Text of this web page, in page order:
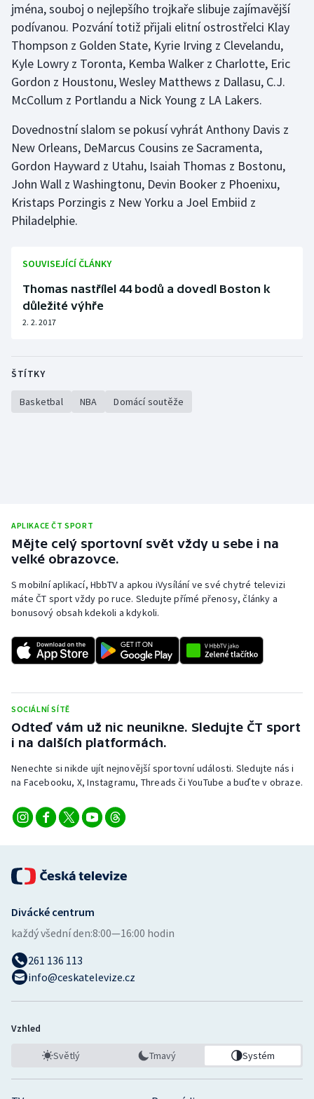
Ostatní
jména, souboj o nejlepšího trojkaře slibuje zajímavější
podívanou. Pozvání totiž přijali elitní ostrostřelci Klay
Thompson z Golden State, Kyrie Irving z Clevelandu,
Kyle Lowry z Toronta, Kemba Walker z Charlotte, Eric
Gordon z Houstonu, Wesley Matthews z Dallasu, C.J.
McCollum z Portlandu a Nick Young z LA Lakers.
Dovednostní slalom se pokusí vyhrát Anthony Davis z
New Orleans, DeMarcus Cousins ze Sacramenta,
Gordon Hayward z Utahu, Isaiah Thomas z Bostonu,
John Wall z Washingtonu, Devin Booker z Phoenixu,
Kristaps Porzingis z New Yorku a Joel Embiid z
Philadelphie.
SOUVISEJÍCÍ ČLÁNKY
Thomas nastřílel 44 bodů a dovedl Boston k
důležité výhře
2. 2. 2017
ŠTÍTKY
Basketbal NBA Domácí soutěže
APLIKACE ČT SPORT
Mějte celý sportovní svět vždy u sebe i na
velké obrazovce.
S mobilní aplikací, HbbTV a apkou iVysílání ve své chytré televizi
máte ČT sport vždy po ruce. Sledujte přímé přenosy, články a
bonusový obsah kdekoli a kdykoli.
SOCIÁLNÍ SÍTĚ
Odteď vám už nic neunikne. Sledujte ČT sport
i na dalších platformách.
Nenechte si nikde ujít nejnovější sportovní události. Sledujte nás i
na Facebooku, X, Instagramu, Threads či YouTube a buďte v obraze.
Divácké centrum
každý všední den:8:00—16:00 hodin
261 136 113
info@ceskatelevize.cz
Vzhled
Světlý Tmavý Systém